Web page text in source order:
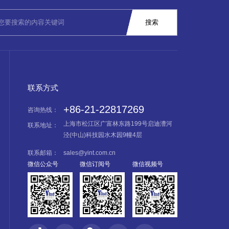
联系方式
咨询热线： +86-21-22817269
联系地址：
上海市松江区广富林东路199号启迪漕河
泾(中山)科技园水木园9幢4层
联系邮箱：
sales@yint.com.cn
微信公众号
微信订阅号 微信视频号